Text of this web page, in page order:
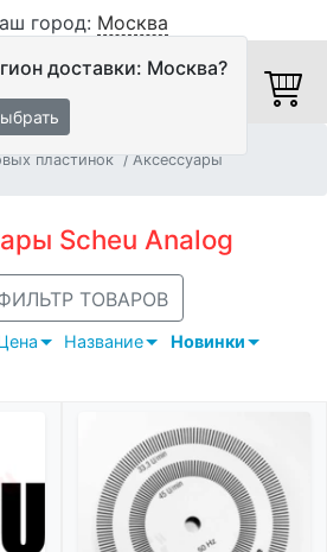
город: Москва
доставки: Москва?
пластинок
Аксессуары
Scheu Analog
ТОВАРОВ
Название Новинки